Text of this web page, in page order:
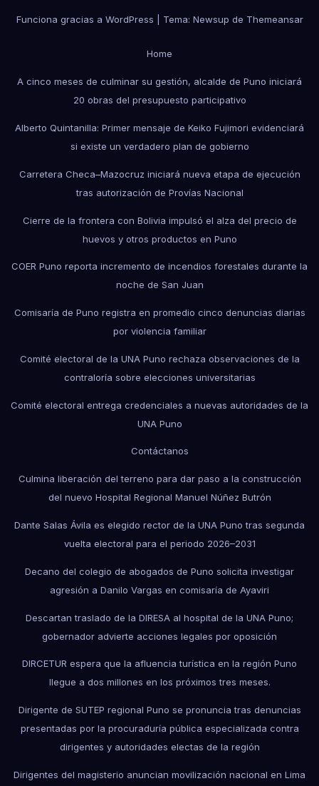
Funciona gracias a WordPress Tema: Newsup de Themeansar
Home
A cinco meses de culminar su gestión, alcalde de Puno iniciará
20 obras del presupuesto participativo
Alberto Quintanilla: Primer mensaje de Keiko Fujimori evidenciará
si existe un verdadero plan de gobierno
Carretera Checa–Mazocruz iniciará nueva etapa de ejecución
tras autorización de Provías Nacional
Cierre de la frontera con Bolivia impulsó el alza del precio de
huevos y otros productos en Puno
COER Puno reporta incremento de incendios forestales durante la
noche de San Juan
Comisaría de Puno registra en promedio cinco denuncias diarias
por violencia familiar
Comité electoral de la UNA Puno rechaza observaciones de la
contraloría sobre elecciones universitarias
Comité electoral entrega credenciales a nuevas autoridades de la
UNA Puno
Contáctanos
Culmina liberación del terreno para dar paso a la construcción
del nuevo Hospital Regional Manuel Núñez Butrón
Dante Salas Ávila es elegido rector de la UNA Puno tras segunda
vuelta electoral para el periodo 2026–2031
Decano del colegio de abogados de Puno solicita investigar
agresión a Danilo Vargas en comisaría de Ayaviri
Descartan traslado de la DIRESA al hospital de la UNA Puno;
gobernador advierte acciones legales por oposición
DIRCETUR espera que la afluencia turística en la región Puno
llegue a dos millones en los próximos tres meses.
Dirigente de SUTEP regional Puno se pronuncia tras denuncias
presentadas por la procuraduría pública especializada contra
dirigentes y autoridades electas de la región
Dirigentes del magisterio anuncian movilización nacional en Lima